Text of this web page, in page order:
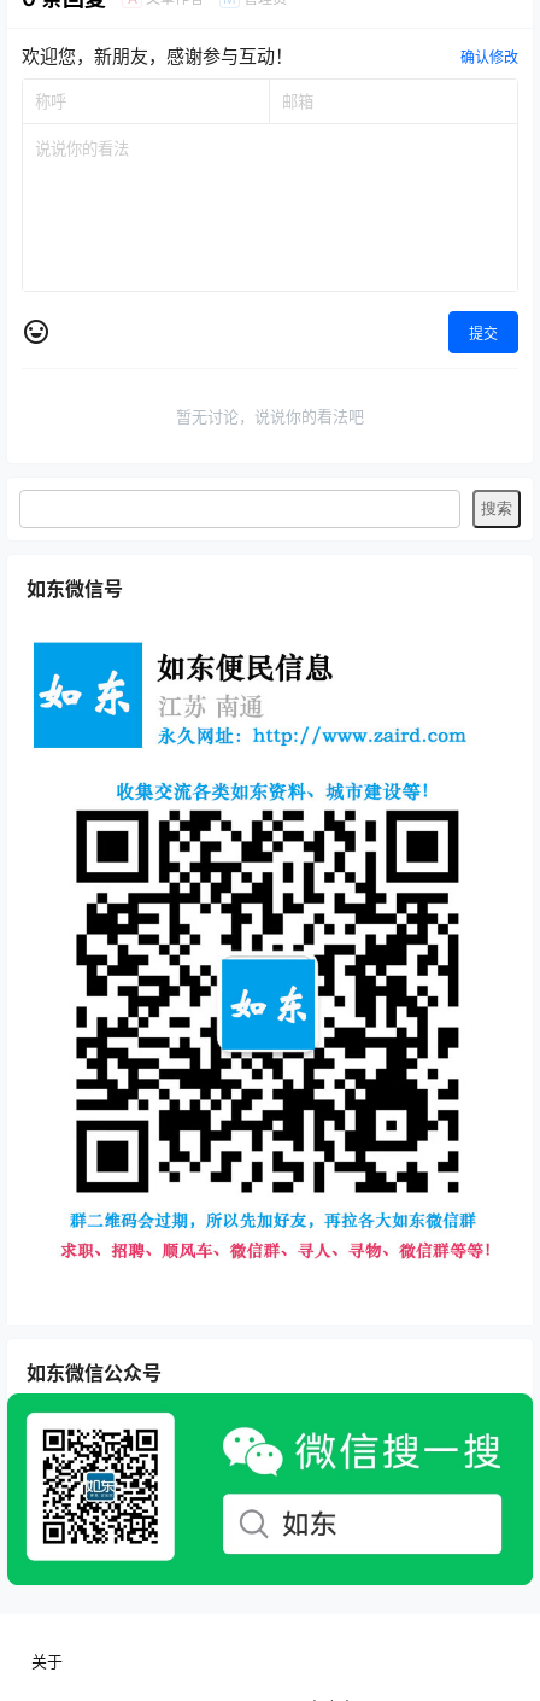
欢迎您，新朋友，感谢参与互动！ 确认修改
提交
暂无讨论，说说你的看法吧
如东微信号
如东微信公众号
关于